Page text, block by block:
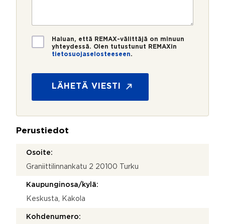
o
*
i
*
T
i
o
*
Haluan, että REMAX-välittäjä on minuun
yhteydessä. Olen tutustunut REMAXin
tietosuojaselosteeseen.
LÄHETÄ VIESTI
Perustiedot
Osoite:
Graniittilinnankatu 2 20100 Turku
Kaupunginosa/kylä:
Keskusta, Kakola
Kohdenumero: